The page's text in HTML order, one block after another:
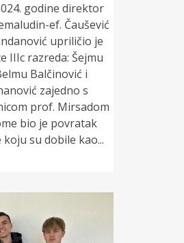
godine direktor
ef. Čaušević
upriličio je
IIIc razreda: Šejmu
Balčinović i
zajedno s
prof. Mirsadom
bio je povratak
su dobile kao...